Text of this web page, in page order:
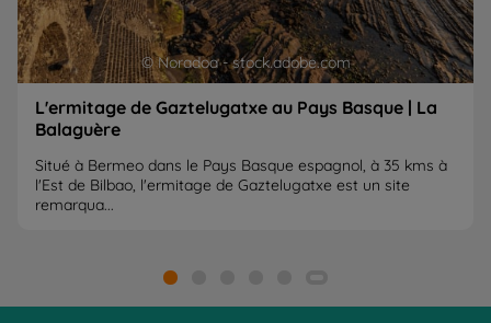
© Noradoa - stock.adobe.com
L'ermitage de Gaztelugatxe au Pays Basque | La
Balaguère
Situé à Bermeo dans le Pays Basque espagnol, à 35 kms à
l'Est de Bilbao, l'ermitage de Gaztelugatxe est un site
remarqua...